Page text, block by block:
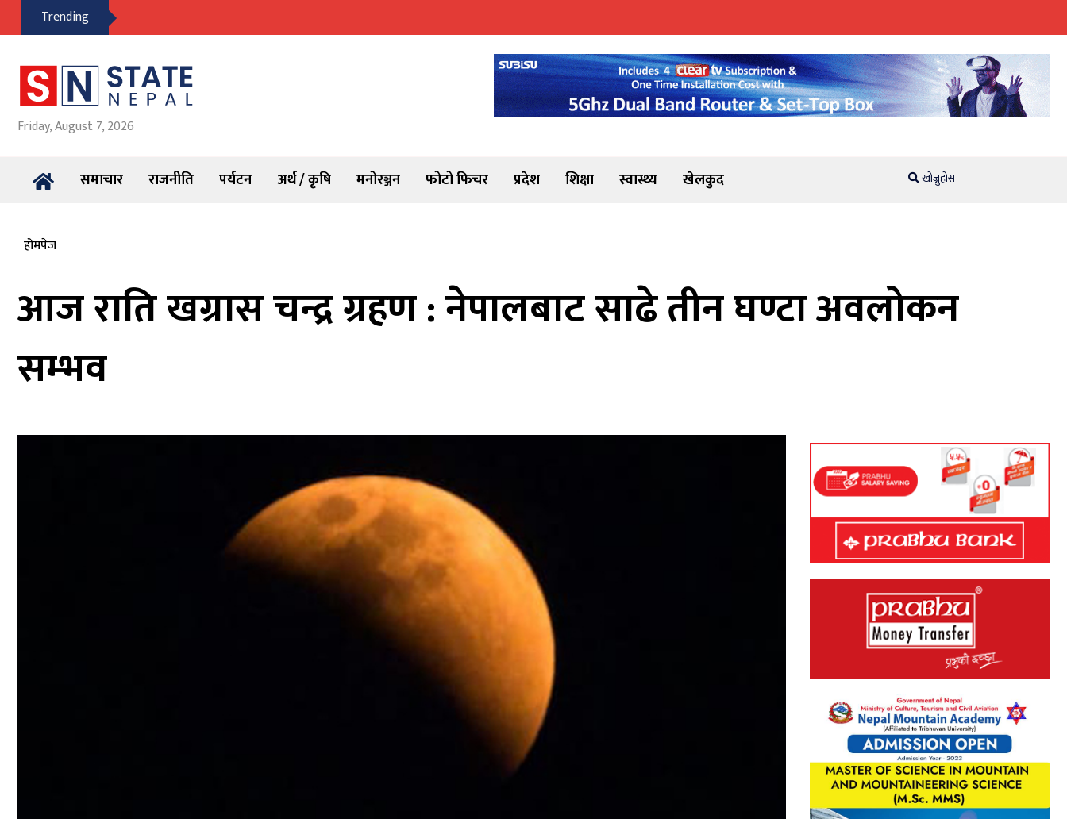
Trending
Friday, August 7, 2026
समाचार राजनीति पर्यटन अर्थ / कृषि मनोरञ्जन फोटो फिचर प्रदेश शिक्षा स्वास्थ्य खेलकुद खोज्नुहोस
होमपेज
आज राति खग्रास चन्द्र ग्रहण : नेपालबाट साढे तीन घण्टा अवलोकन
सम्भव